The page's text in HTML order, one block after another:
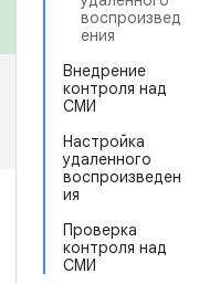
воспроизвед
ения
Внедрение
контроля над
СМИ
Настройка
удаленного
воспроизведен
ия
Проверка
контроля над
СМИ